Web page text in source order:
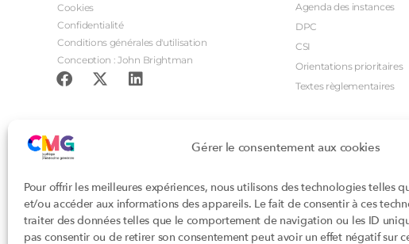
Gérer le consentement aux cookies
Pour offrir les meilleures expériences, nous utilisons des technologies telles
et/ou accéder aux informations des appareils. Le fait de consentir à ces
traiter des données telles que le comportement de navigation ou les ID
pas consentir ou de retirer son consentement peut avoir un effet négatif sur
Cookies
Confidentialité
Conditions générales d'utilisation
Conception : John Brightman
Agenda des instances
DPC
CSI
Orientations prioritaires
Textes règlementaires